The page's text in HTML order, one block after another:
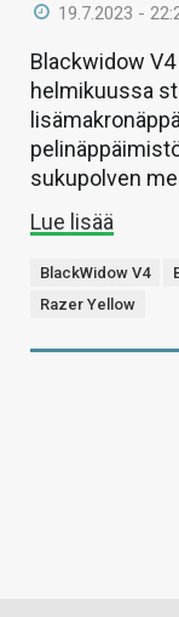
19.7.2023 -
Blackwidow
helmikuussa
sukupolven
Lue lisää
BlackWidow V4
Razer Yellow